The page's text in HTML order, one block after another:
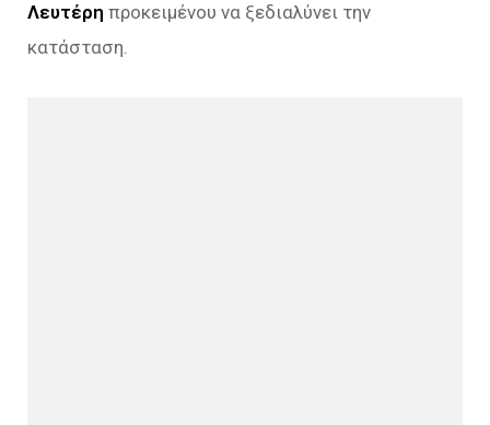
Λευτέρη προκειμένου να ξεδιαλύνει την
κατάσταση.